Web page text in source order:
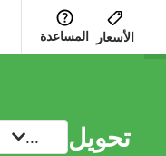
الأسعار المساعدة
تحويل ...